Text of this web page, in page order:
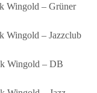
Wingold – Grüner
Wingold – Jazzclub
Wingold – DB